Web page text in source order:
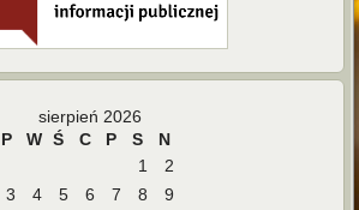
sierpień 2026
P
W Ś C P S
N
1
2
3
4 5 6 7 8
9